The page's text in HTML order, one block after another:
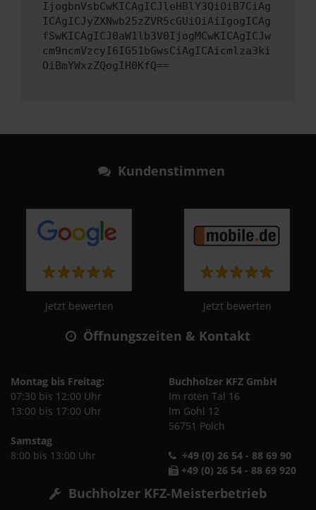
IjogbnVsbCwKICAgICJleHBlY3QiOiB7CiAg
ICAgICJyZXNwb25zZVR5cGUiOiAiIgogICAg
fSwKICAgICJ0aW1lb3V0IjogMCwKICAgICJw
cm9ncmVzcyI6IG51bGwsCiAgICAicmlza3ki
OiBmYWxzZQogIH0KfQ==
Kundenstimmen
Jetzt bewerten Jetzt bewerten
Öffnungszeiten & Kontakt
Montag bis Freitag:
07:30 bis 12:00 Uhr
13:00 bis 17:00 Uhr
Samstag
8:00 bis 13:00 Uhr
Buchholzer KFZ GmbH
Im roten Tal 16
Im Gohl 12
56751 Polch
+49 (0) 26 54 - 88 69 90
+49 (0) 26 54 - 88 69 920
Buchholzer KFZ-Meisterbetrieb